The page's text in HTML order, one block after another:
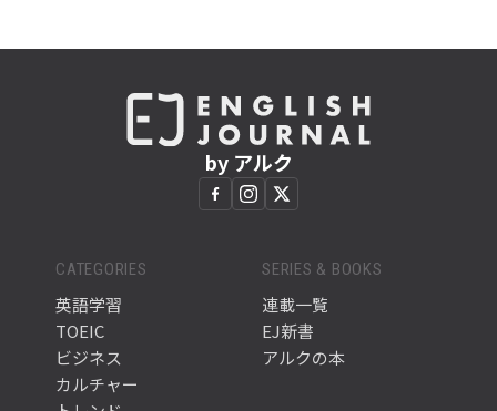
by アルク
CATEGORIES
英語学習
TOEIC
ビジネス
カルチャー
SERIES & BOOKS
連載一覧
EJ新書
アルクの本